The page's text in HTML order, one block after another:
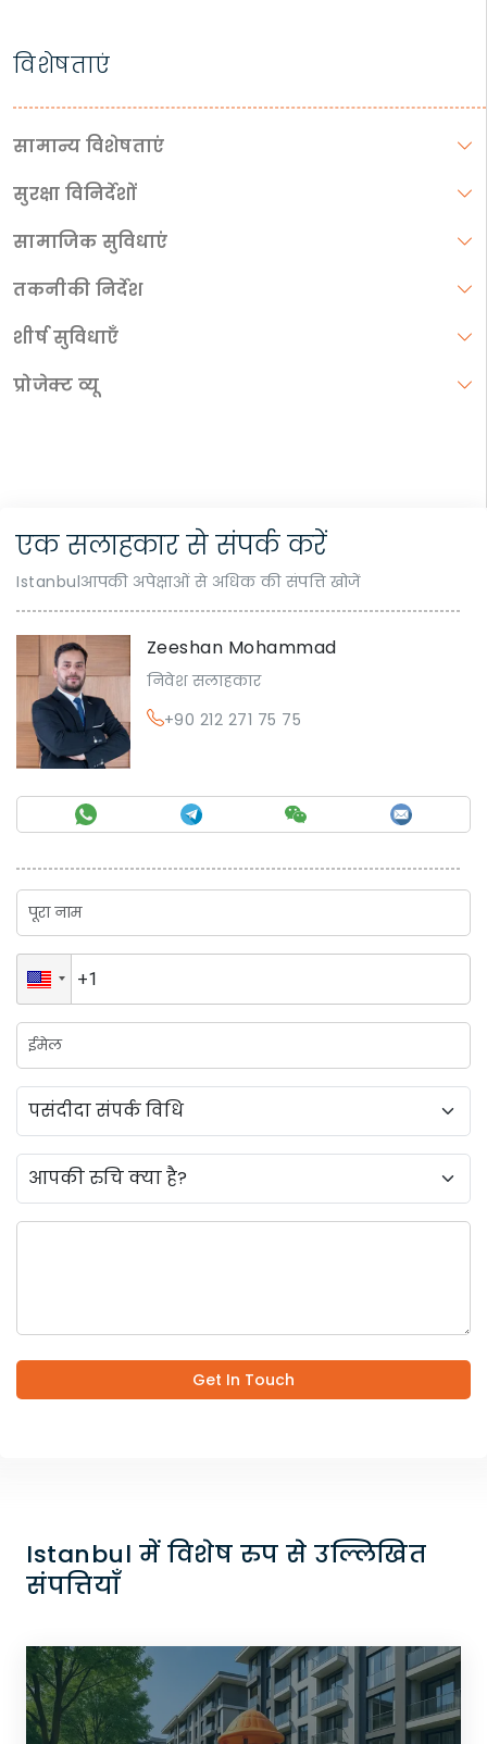
विशेषताएं
सामान्य विशेषताएं
सुरक्षा विनिर्देशों
सामाजिक सुविधाएं
तकनीकी निर्देश
शीर्ष सुविधाएँ
प्रोजेक्ट व्यू
एक सलाहकार से संपर्क करें
Istanbulआपकी अपेक्षाओं से अधिक की संपत्ति खोजें
Zeeshan Mohammad
निवेश सलाहकार
+90 212 271 75 75
Get In Touch
Istanbul में विशेष रुप से उल्लिखित
संपत्तियाँ